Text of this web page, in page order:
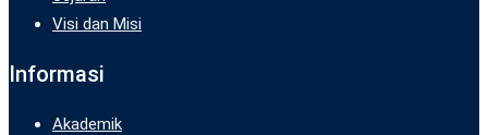
Visi dan Misi
Informasi
Akademik